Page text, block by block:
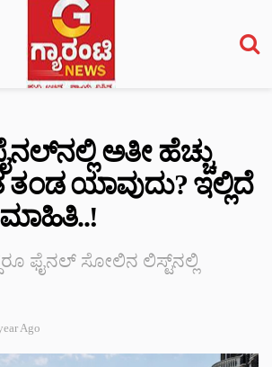
ಅತೀ ಹೆಚ್ಚು
ಯಾವುದು? ಇಲ್ಲಿದೆ
ಫೈನಲ್ ಸೋಲಿನ ಲಿಸ್ಟ್‌ನಲ್ಲಿ
Ago